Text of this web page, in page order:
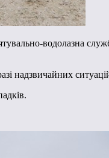
водолазна
надзвичайних